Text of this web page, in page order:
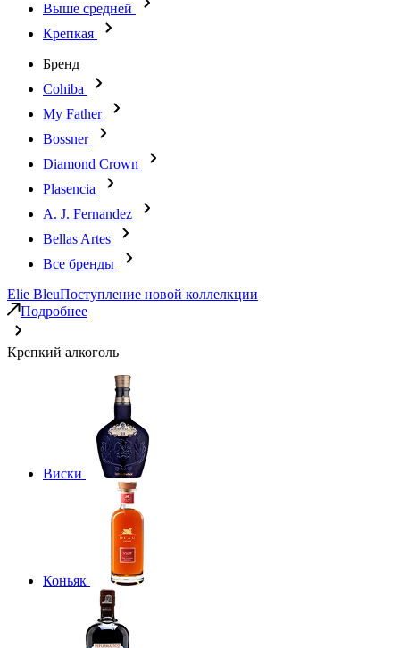
Выше средней
Крепкая
Бренд
Cohiba
My Father
Bossner
Diamond Crown
Plasencia
A. J. Fernandez
Bellas Artes
Все бренды
Elie BleuПоступление новой коллелкции
Подробнее
Крепкий алкоголь
Виски
Коньяк